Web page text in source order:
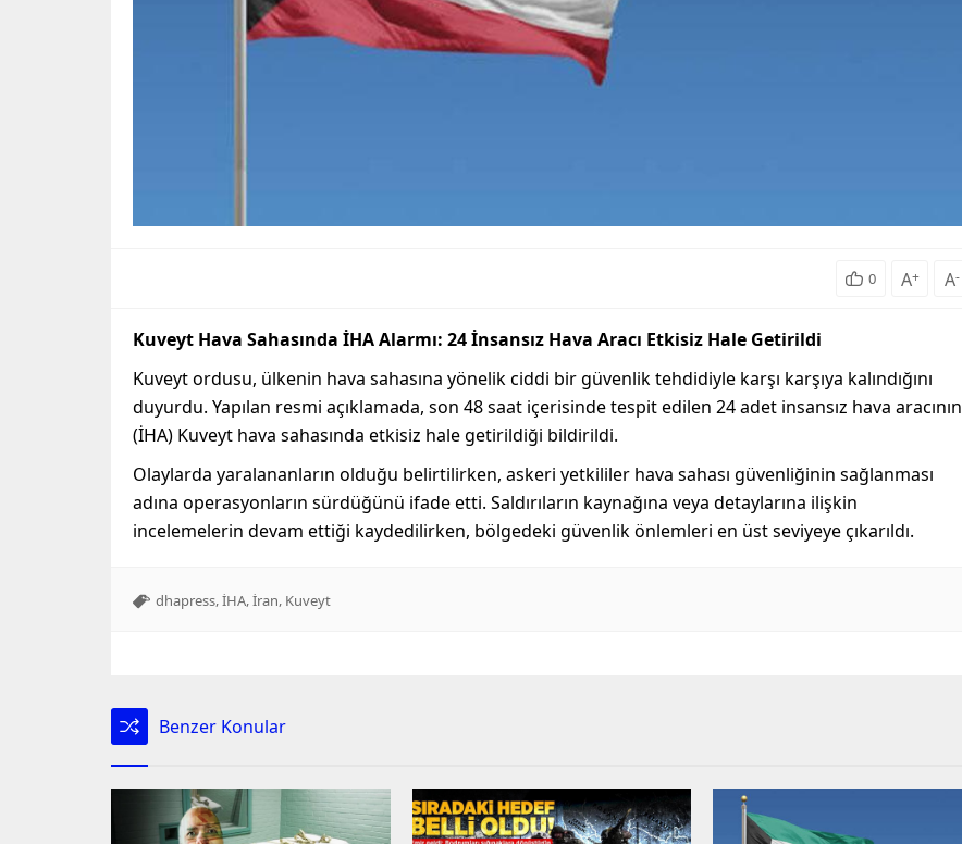
0 A+ A-
Kuveyt Hava Sahasında İHA Alarmı: 24 İnsansız Hava Aracı Etkisiz Hale Getirildi
Kuveyt ordusu, ülkenin hava sahasına yönelik ciddi bir güvenlik tehdidiyle karşı karşıya kalındığını
duyurdu. Yapılan resmi açıklamada, son 48 saat içerisinde tespit edilen 24 adet insansız hava aracının
(İHA) Kuveyt hava sahasında etkisiz hale getirildiği bildirildi.
Olaylarda yaralananların olduğu belirtilirken, askeri yetkililer hava sahası güvenliğinin sağlanması
adına operasyonların sürdüğünü ifade etti. Saldırıların kaynağına veya detaylarına ilişkin
incelemelerin devam ettiği kaydedilirken, bölgedeki güvenlik önlemleri en üst seviyeye çıkarıldı.
dhapress,İHA,İran, Kuveyt
Benzer Konular